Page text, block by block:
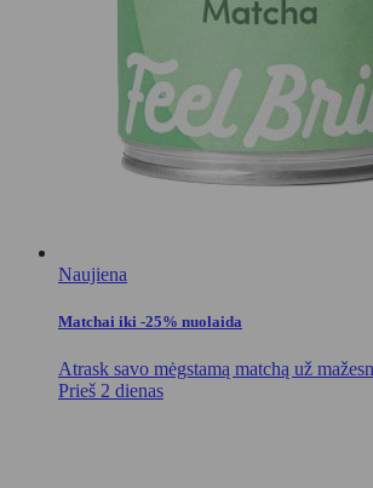
Naujiena
Matchai iki -25% nuolaida
Atrask savo mėgstamą matchą už
Prieš 2 dienas